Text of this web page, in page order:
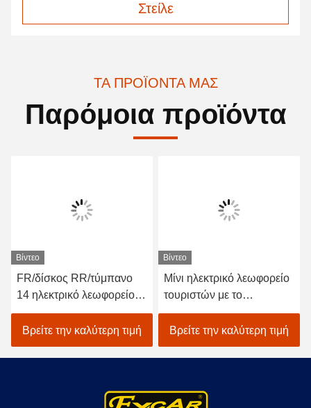
Στείλε
ΤΑ ΠΡΟΪΌΝΤΑ ΜΑΣ
Παρόμοια προϊόντα
Βίντεο
FR/δίσκος RR/τύμπανο
14 ηλεκτρικό λεωφορείο
επίσκεψης Seater με την
έδρα καναπέδων
Βρείτε την καλύτερη τιμή
Βίντεο
Μίνι ηλεκτρικό λεωφορείο
τουριστών με το
υδραυλικό φρενάροντας
σύστημα τεσσάρων
ροδών
Βρείτε την καλύτερη τιμή